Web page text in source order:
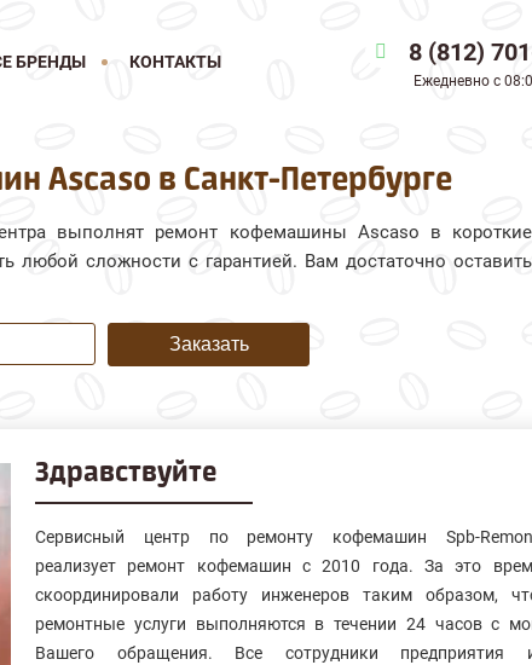
БРЕНДЫ КОНТАКТЫ 8 (812)
Ежедневно с
Ascaso в Санкт-Петербурге
выполнят ремонт кофемашины Ascaso в короткие
любой сложности с гарантией. Вам достаточно оставить
Заказать
Здравствуйте
Сервисный центр по ремонту кофемашин Spb-
реализует ремонт кофемашин с 2010 года. За это
скоординировали работу инженеров таким образом,
ремонтные услуги выполняются в течении 24 часов с
Вашего обращения. Все сотрудники предприятия